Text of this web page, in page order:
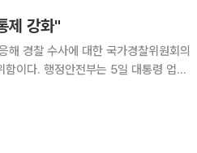
제 강화"
해 경찰 수사에 대한 국가경찰위원회의
통령 업무
도입